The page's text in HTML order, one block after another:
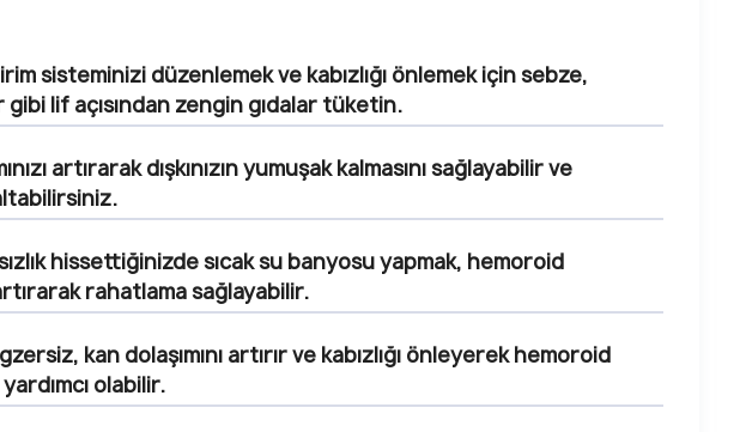
sisteminizi düzenlemek ve kabızlığı önlemek için sebze,
gibi lif açısından zengin gıdalar tüketin.
artırarak dışkınızın yumuşak kalmasını sağlayabilir ve
hissettiğinizde sıcak su banyosu yapmak, hemoroid
rahatlama sağlayabilir.
kan dolaşımını artırır ve kabızlığı önleyerek hemoroid
olabilir.